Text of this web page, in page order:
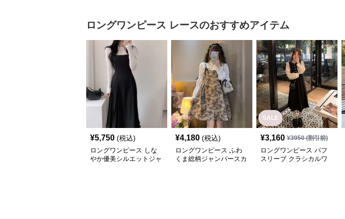
ロングワンピース レースのおすすめアイテム
¥5,750 (税込)
ロングワンピース しな
やか優美シルエットジャ
¥4,180 (税込)
ロングワンピース ふわ
くま総柄ジャンパースカ
SALE
¥3,160 ¥3950(割引前)
ロングワンピース パフ
スリーブ クラシカルワ